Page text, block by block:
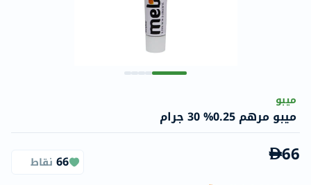
ميبو
ميبو مرهم 0.25% 30 جرام
66
66 نقاط